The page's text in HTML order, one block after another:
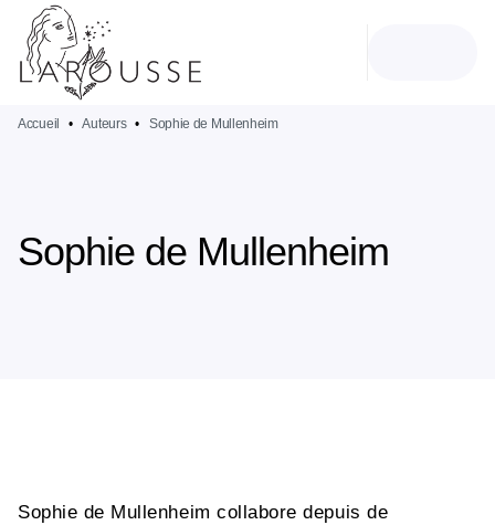
MENU
PIED DE PAGE
Accueil • Auteurs • Sophie de Mullenheim
Sophie de Mullenheim
Sophie de Mullenheim collabore depuis de